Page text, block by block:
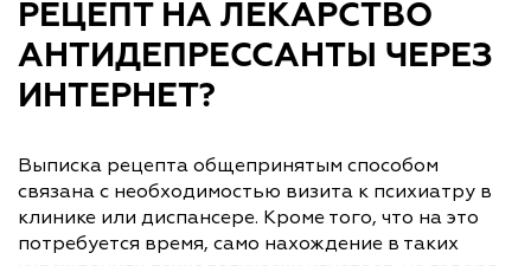
РЕЦЕПТ НА ЛЕКАРСТВО
АНТИДЕПРЕССАНТЫ ЧЕРЕЗ
ИНТЕРНЕТ?
Выписка рецепта общепринятым способом
связана с необходимостью визита к психиатру в
клинике или диспансере. Кроме того, что на это
потребуется время, само нахождение в таких